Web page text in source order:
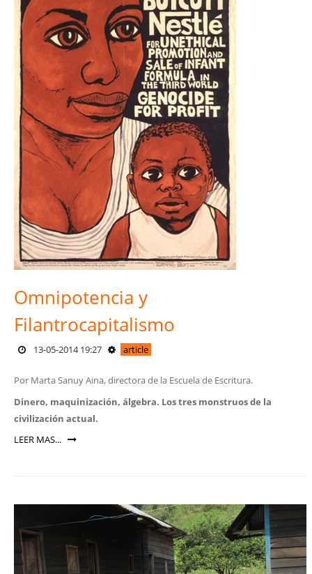
Omnipotencia y
Filantrocapitalismo
13-05-2014 19:27 article
Por Marta Sanuy Aina, directora de la Escuela de Escritura.
Dinero, maquinización, álgebra. Los tres monstruos de la
civilización actual.
LEER MAS...